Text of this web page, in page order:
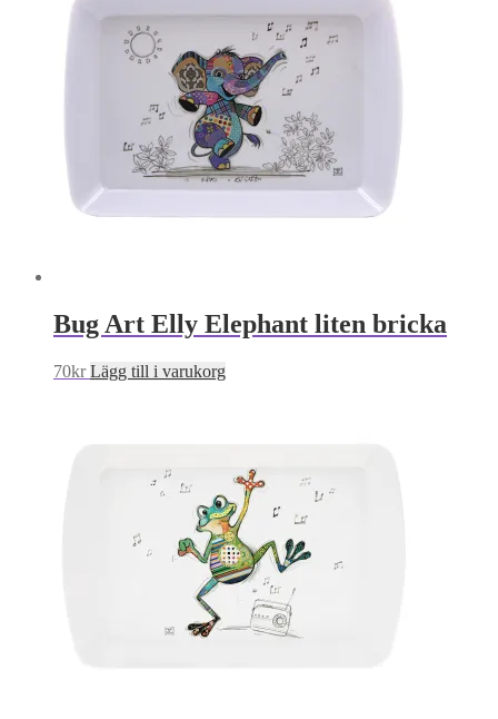
Bug Art Elly Elephant liten bricka
70kr Lägg till i varukorg